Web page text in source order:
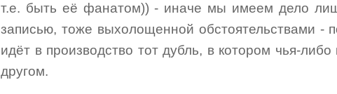
т.е. быть её фанатом)) - иначе мы имеем дело
записью, тоже выхолощенной обстоятельствами -
идёт в производство тот дубль, в котором чья-
другом.